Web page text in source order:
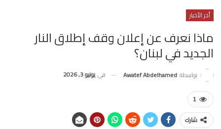
أخر الأخبار
ماذا نعرف عن إعلان وقف إطلاق النار
الجديد في لبنان؟
بواسطة Awatef Abdelhamed في يونيو 3, 2026
1
شارك